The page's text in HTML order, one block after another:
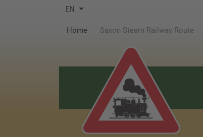
EN
Home(current)Saxon Steam Railway Route